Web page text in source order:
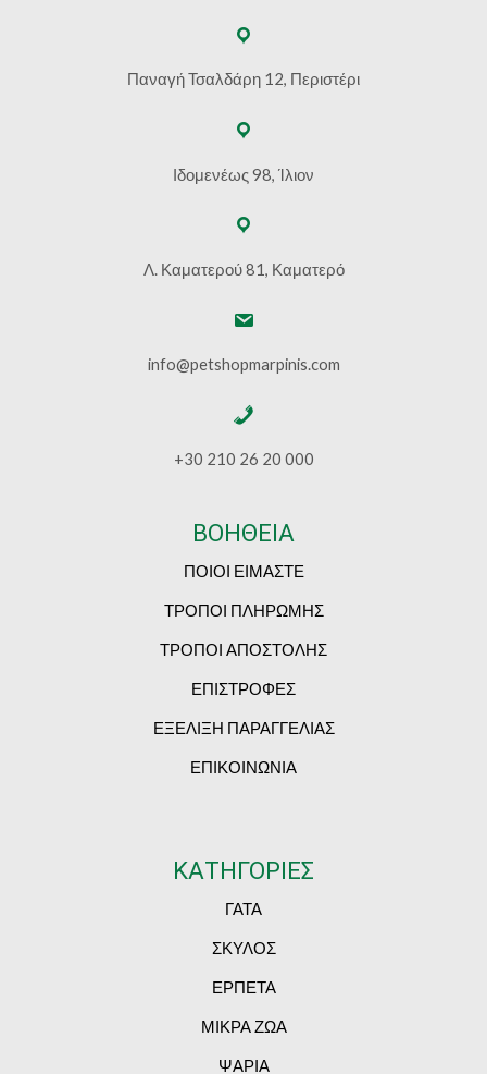
Παναγή Τσαλδάρη 12, Περιστέρι
Ιδομενέως 98, Ίλιον
Λ. Καματερού 81, Καματερό
info@petshopmarpinis.com
+30 210 26 20 000
ΒΟΗΘΕΙΑ
ΠΟΙΟΙ ΕΙΜΑΣΤΕ
ΤΡΟΠΟΙ ΠΛΗΡΩΜΗΣ
ΤΡΟΠΟΙ ΑΠΟΣΤΟΛΗΣ
ΕΠΙΣΤΡΟΦΕΣ
ΕΞΕΛΙΞΗ ΠΑΡΑΓΓΕΛΙΑΣ
ΕΠΙΚΟΙΝΩΝΙΑ
ΚΑΤΗΓΟΡΙΕΣ
ΓΑΤΑ
ΣΚΥΛΟΣ
ΕΡΠΕΤΑ
ΜΙΚΡΑ ΖΩΑ
ΨΑΡΙΑ